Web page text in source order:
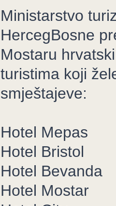
Ministarstvo
HercegBosne
Mostaru
turistima koji
smještajeve:
Hotel Mepas
Hotel Bristol
Hotel Bevanda
Hotel Mostar